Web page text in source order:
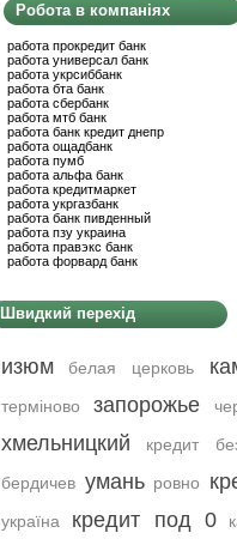
Робота в компаніях
работа прокредит банк
работа универсал банк
работа укрсиббанк
работа бта банк
работа сбербанк
работа мтб банк
работа банк кредит днепр
работа ощадбанк
работа пумб
работа альфа банк
работа кредитмаркет
работа укргазбанк
работа банк пивденный
работа пзу украина
работа правэкс банк
работа форвард банк
Швидкий перехід
изюм белая церковь
терміново запорожье
хмельницкий
кредит
бердичев умань ровно
україна кредит под 0